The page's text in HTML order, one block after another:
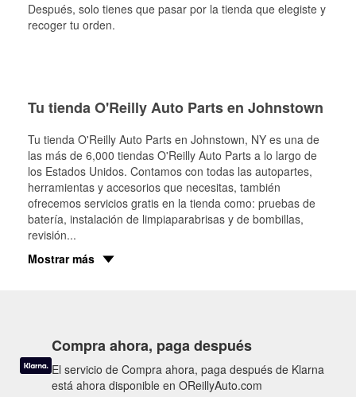
Después, solo tienes que pasar por la tienda que elegiste y
recoger tu orden.
Tu tienda O'Reilly Auto Parts en Johnstown
Tu tienda O'Reilly Auto Parts en Johnstown, NY es una de
las más de 6,000 tiendas O'Reilly Auto Parts a lo largo de
los Estados Unidos. Contamos con todas las autopartes,
herramientas y accesorios que necesitas, también
ofrecemos servicios gratis en la tienda como: pruebas de
batería, instalación de limpiaparabrisas y de bombillas,
revisión...
Mostrar más
Compra ahora, paga después
El servicio de Compra ahora, paga después de Klarna
está ahora disponible en OReillyAuto.com